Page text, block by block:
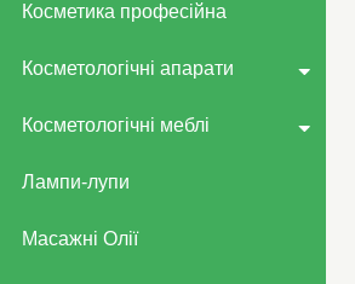
Косметика професійна
Косметологічні апарати
Косметологічні меблі
Лампи-лупи
Масажні Олії